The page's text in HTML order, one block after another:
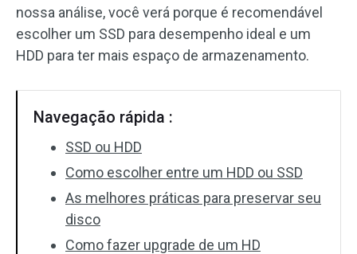
nossa análise, você verá porque é recomendável
escolher um SSD para desempenho ideal e um
HDD para ter mais espaço de armazenamento.
Navegação rápida :
SSD ou HDD
Como escolher entre um HDD ou SSD
As melhores práticas para preservar seu
disco
Como fazer upgrade de um HD